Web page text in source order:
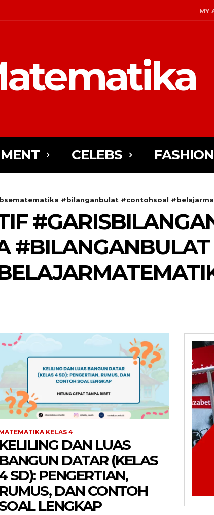
MY
CELEBS FASHION
#bilanganbulat #contohsoal
#BILANGANBULAT
KELAS 4
KELILING DAN LUAS
BANGUN DATAR (KELAS
SD): PENGERTIAN,
RUMUS, DAN CONTOH
LENGKAP